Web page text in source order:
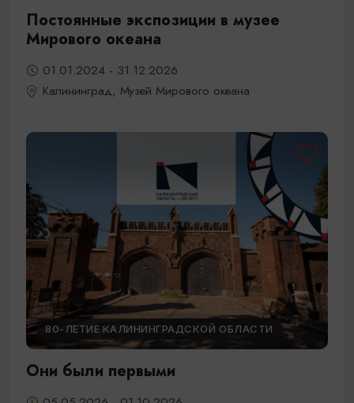
Постоянные экспозиции в музее
Мирового океана
01.01.2024 - 31.12.2026
Калининград, Музей Мирового океана
80-ЛЕТИЕ КАЛИНИНГРАДСКОЙ ОБЛАСТИ
Они были первыми